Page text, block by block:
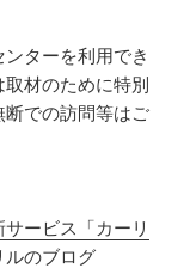
ターを利用でき
材のために特別
での訪問等はご
ービス「カーリ
ルのブログ